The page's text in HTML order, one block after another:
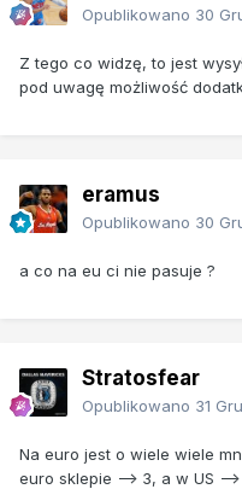
Opublikowano 30
Z tego co widzę, to jest
pod uwagę możliwość
eramus
Opublikowano 30
a co na eu ci nie pasuje ?
Stratosfear
Opublikowano 31
Na euro jest o wiele wiele
euro sklepie --> 3, a w US --